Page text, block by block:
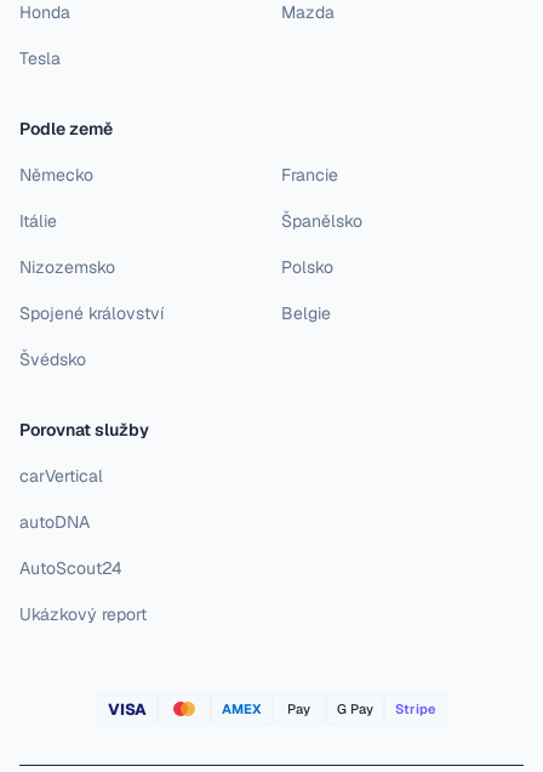
Honda Mazda
Tesla
Podle země
Německo Francie
Itálie Španělsko
Nizozemsko Polsko
Spojené království Belgie
Švédsko
Porovnat služby
carVertical
autoDNA
AutoScout24
Ukázkový report
VISA AMEX Pay G Pay Stripe